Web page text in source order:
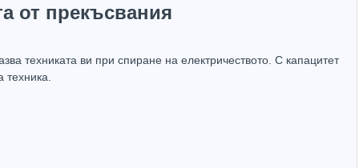
от прекъсвания
техниката ви при спиране на електричеството. С капацитет